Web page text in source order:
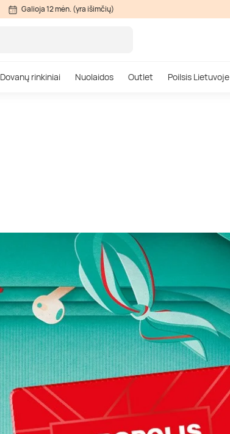
Galioja 12 mėn. (yra išimčių)
Dovanų rinkiniai Nuolaidos Outlet Poilsis Lietuvoje